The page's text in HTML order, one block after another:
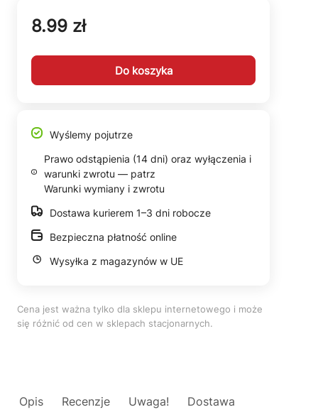
8.99 zł
Do koszyka
Wyślemy pojutrze
Prawo odstąpienia (14 dni) oraz wyłączenia i
warunki zwrotu — patrz
Warunki wymiany i zwrotu
Dostawa kurierem 1–3 dni robocze
Bezpieczna płatność online
Wysyłka z magazynów w UE
Cena jest ważna tylko dla sklepu internetowego i może
się różnić od cen w sklepach stacjonarnych.
Opis Recenzje Uwaga! Dostawa